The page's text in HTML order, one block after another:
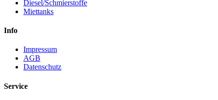
Diesel/Schmierstoffe
Miettanks
Info
Impressum
AGB
Datenschutz
Service